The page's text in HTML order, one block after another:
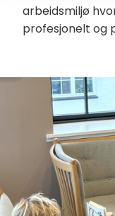
arbeidsmiljø
profesjonelt og